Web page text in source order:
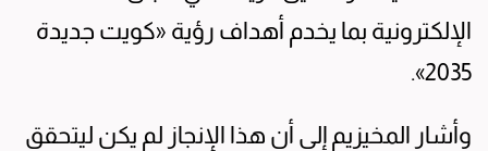
الإلكترونية بما يخدم أهداف رؤية «كويت جديدة
2035».
وأشار المخيزيم إلى أن هذا الإنجاز لم يكن ليتحقق